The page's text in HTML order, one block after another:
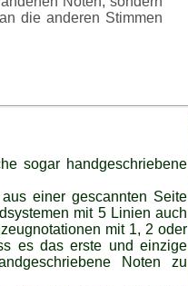
die anderen Stimmen
sogar handgeschriebene
einer gescannten Seite
mit 5 Linien auch
mit 1, 2 oder
es das erste und einzige
Noten zu